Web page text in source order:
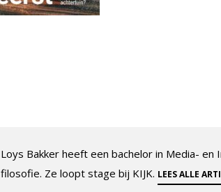
Loys Bakker heeft een bachelor in Media-
filosofie. Ze loopt stage bij KIJK. LEES ALLE